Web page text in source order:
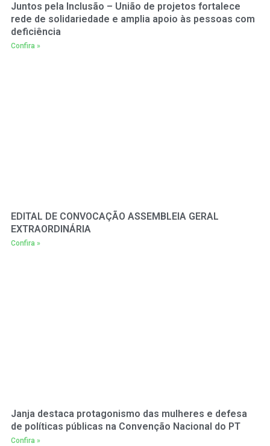
Juntos pela Inclusão – União de projetos fortalece
rede de solidariedade e amplia apoio às pessoas com
deficiência
Confira »
EDITAL DE CONVOCAÇÃO ASSEMBLEIA GERAL
EXTRAORDINÁRIA
Confira »
Janja destaca protagonismo das mulheres e defesa
de políticas públicas na Convenção Nacional do PT
Confira »